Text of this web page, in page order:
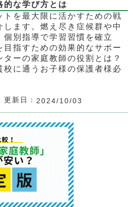
的な学び方とは
トを最大限に活かすための戦
ます。燃え尽き症候群や中
個別指導で学習習慣を確立
目指すための効果的なサポー
ターの家庭教師の役割とは？
校に通うお子様の保護者様必
更新日： 2024/10/03